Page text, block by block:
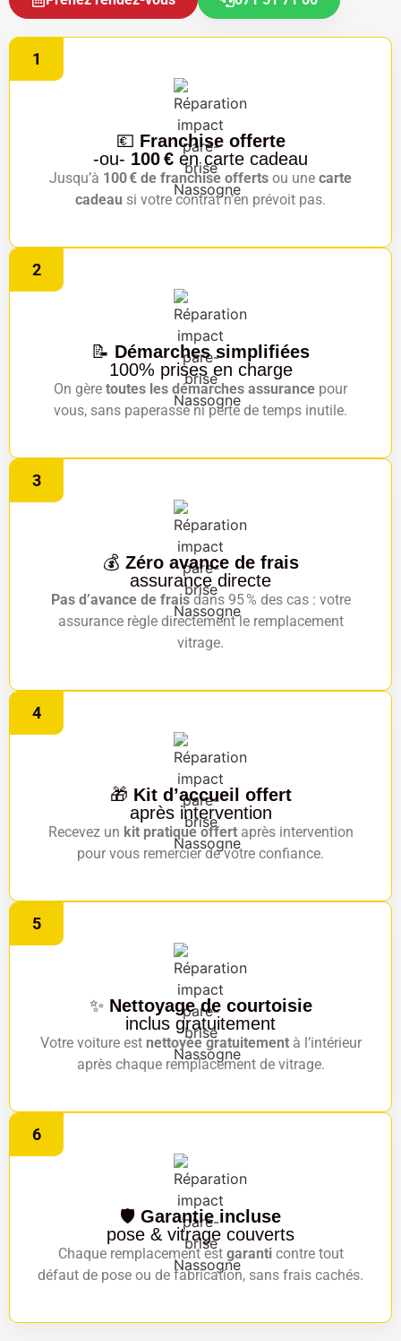
1
💶 Franchise offerte
-ou- 100 € en carte cadeau
Jusqu’à 100 € de franchise offerts ou une carte
cadeau si votre contrat n’en prévoit pas.
2
📝 Démarches simplifiées
100% prises en charge
On gère toutes les démarches assurance pour
vous, sans paperasse ni perte de temps inutile.
3
💰 Zéro avance de frais
assurance directe
Pas d’avance de fraisdans 95 % des cas : votre
assurance règle directement le remplacement
vitrage.
4
🎁 Kit d’accueil offert
après intervention
Recevez un kit pratique offertaprès intervention
pour vous remercier de votre confiance.
5
✨ Nettoyage de courtoisie
inclus gratuitement
Votre voiture est nettoyée gratuitementà l’intérieur
après chaque remplacement de vitrage.
6
🛡️ Garantie incluse
pose & vitrage couverts
Chaque remplacement est garanticontre tout
défaut de pose ou de fabrication, sans frais cachés.